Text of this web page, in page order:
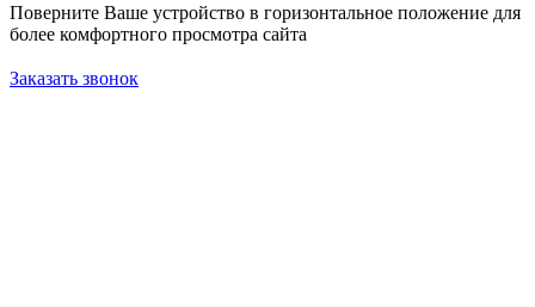
Поверните Ваше устройство в горизонтальное положение для
более комфортного просмотра сайта
Заказать звонок